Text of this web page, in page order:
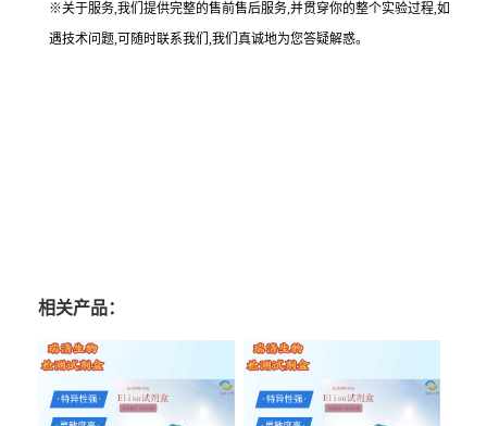
※关于服务,我们提供完整的售前售后服务,并贯穿你的整个实验过程,如
遇技术问题,可随时联系我们,我们真诚地为您答疑解惑。
相关产品：